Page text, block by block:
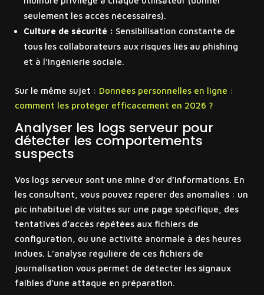
seulement les accès nécessaires).
Culture de sécurité : Sensibilisation constante de
tous les collaborateurs aux risques liés au phishing
et à l’ingénierie sociale.
Sur le même sujet : Données personnelles en ligne :
comment les protéger efficacement en 2026 ?
Analyser les logs serveur pour
détecter les comportements
suspects
Vos logs serveur sont une mine d’or d’informations. En
les consultant, vous pouvez repérer des anomalies : un
pic inhabituel de visites sur une page spécifique, des
tentatives d’accès répétées aux fichiers de
configuration, ou une activité anormale à des heures
indues. L’analyse régulière de ces fichiers de
journalisation vous permet de détecter les signaux
faibles d’une attaque en préparation.